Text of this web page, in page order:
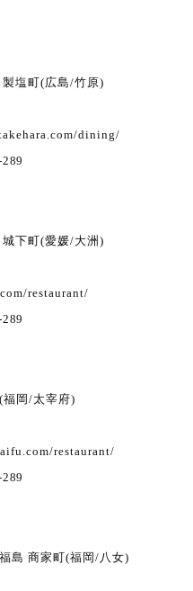
塩町(広島/竹原)
dining/
下町(愛媛/大洲)
restaurant/
岡/太宰府)
restaurant/
島 商家町(福岡/八女)